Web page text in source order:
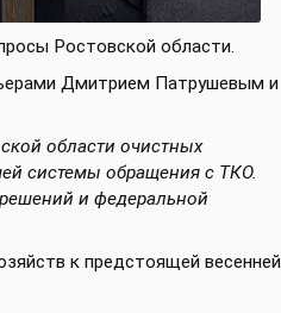
Ростовской области.
Дмитрием Патрушевым и
области очистных
системы обращения с ТКО.
и федеральной
к предстоящей весенней